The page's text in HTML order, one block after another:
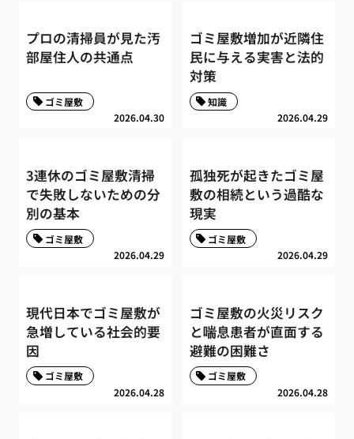
プロの清掃員が見た汚
部屋住人の共通点
2026.04.30
ゴミ屋敷
ゴミ屋敷増加が近隣住
民に与える実害と法的
対策
2026.04.29
知識
3連休のゴミ屋敷清掃
で失敗しないための分
別の基本
2026.04.29
ゴミ屋敷
孤独死が起きたゴミ屋
敷の相続という過酷な
現実
2026.04.29
ゴミ屋敷
現代日本でゴミ屋敷が
急増している社会的要
因
2026.04.28
ゴミ屋敷
ゴミ屋敷の火災リスク
と喘息患者が直面する
避難の困難さ
2026.04.28
ゴミ屋敷